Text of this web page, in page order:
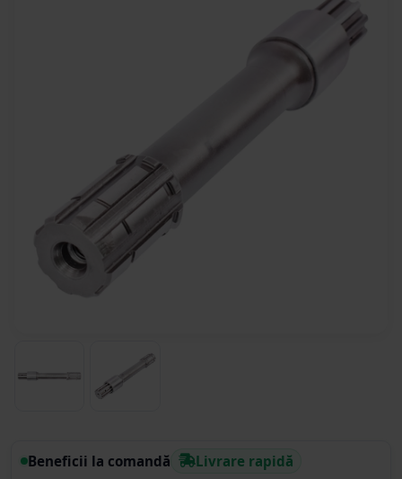
Beneficii la comandă Livrare rapidă